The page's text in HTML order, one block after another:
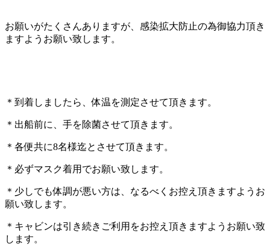
お願いがたくさんありますが、感染拡大防止の為御協力頂き
ますようお願い致します。
＊到着しましたら、体温を測定させて頂きます。
＊出船前に、手を除菌させて頂きます。
＊各便共に8名様迄とさせて頂きます。
＊必ずマスク着用でお願い致します。
＊少しでも体調が悪い方は、なるべくお控え頂きますようお
願い致します。
＊キャビンは引き続きご利用をお控え頂きますようお願い致
します。